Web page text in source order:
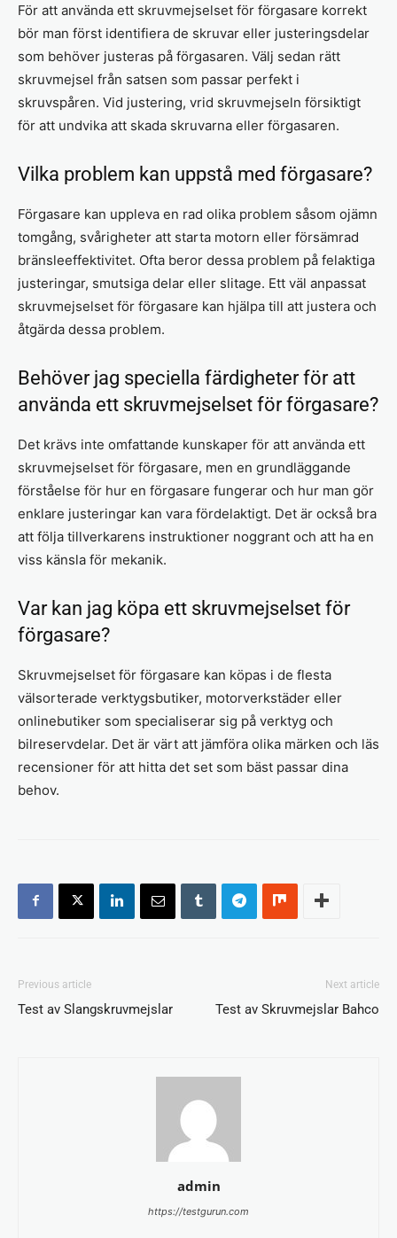
För att använda ett skruvmejselset för förgasare korrekt
bör man först identifiera de skruvar eller justeringsdelar
som behöver justeras på förgasaren. Välj sedan rätt
skruvmejsel från satsen som passar perfekt i
skruvspåren. Vid justering, vrid skruvmejseln försiktigt
för att undvika att skada skruvarna eller förgasaren.
Vilka problem kan uppstå med förgasare?
Förgasare kan uppleva en rad olika problem såsom ojämn
tomgång, svårigheter att starta motorn eller försämrad
bränsleeffektivitet. Ofta beror dessa problem på felaktiga
justeringar, smutsiga delar eller slitage. Ett väl anpassat
skruvmejselset för förgasare kan hjälpa till att justera och
åtgärda dessa problem.
Behöver jag speciella färdigheter för att
använda ett skruvmejselset för förgasare?
Det krävs inte omfattande kunskaper för att använda ett
skruvmejselset för förgasare, men en grundläggande
förståelse för hur en förgasare fungerar och hur man gör
enklare justeringar kan vara fördelaktigt. Det är också bra
att följa tillverkarens instruktioner noggrant och att ha en
viss känsla för mekanik.
Var kan jag köpa ett skruvmejselset för
förgasare?
Skruvmejselset för förgasare kan köpas i de flesta
välsorterade verktygsbutiker, motorverkstäder eller
onlinebutiker som specialiserar sig på verktyg och
bilreservdelar. Det är värt att jämföra olika märken och läs
recensioner för att hitta det set som bäst passar dina
behov.
Previous article
Test av Slangskruvmejslar
Next article
Test av Skruvmejslar Bahco
admin
https://testgurun.com